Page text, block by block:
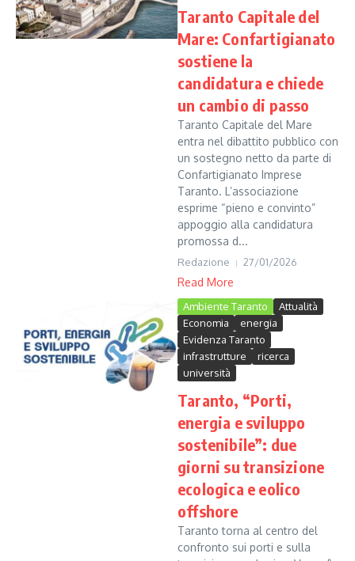
Taranto Capitale del
Mare: Confartigianato
sostiene la
candidatura e chiede
un cambio di passo
Taranto Capitale del Mare
entra nel dibattito pubblico con
un sostegno netto da parte di
Confartigianato Imprese
Taranto. L’associazione
esprime “pieno e convinto”
appoggio alla candidatura
promossa d...
Redazione 27/01/2026
Read More
Ambiente Taranto
Attualità
Economia
energia
Evidenza Taranto
infrastrutture
ricerca
università
Taranto, “Porti,
energia e sviluppo
sostenibile”: due
giorni su transizione
ecologica e eolico
offshore
Taranto torna al centro del
confronto sui porti e sulla